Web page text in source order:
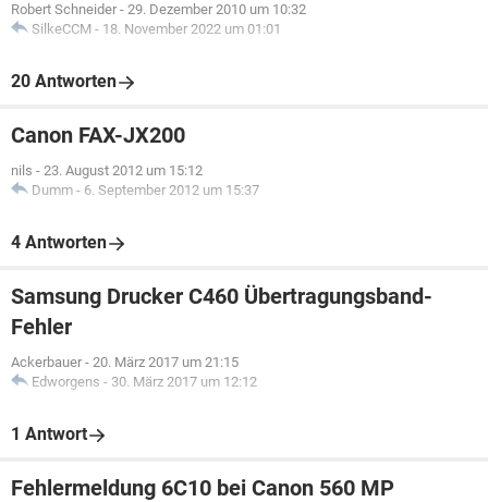
Robert Schneider - 29. Dezember 2010 um 10:32
SilkeCCM - 18. November 2022 um 01:01
20 Antworten
Canon FAX-JX200
nils - 23. August 2012 um 15:12
Dumm - 6. September 2012 um 15:37
4 Antworten
Samsung Drucker C460 Übertragungsband-
Fehler
Ackerbauer - 20. März 2017 um 21:15
Edworgens - 30. März 2017 um 12:12
1 Antwort
Fehlermeldung 6C10 bei Canon 560 MP